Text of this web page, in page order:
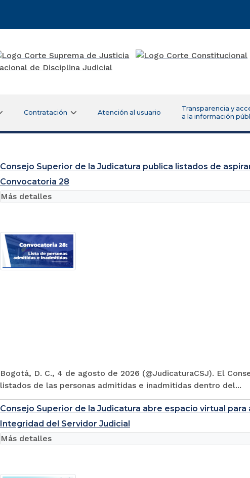
Contratación Atención al usuario
Transparencia y
a la información
Consejo Superior de la Judicatura publica listados de
Convocatoria 28
Bogotá, D. C., 4 de agosto de 2026 (@JudicaturaCSJ). El
listados de las personas admitidas e inadmitidas dentro del...
Más detalles
Consejo Superior de la Judicatura abre espacio virtual
Integridad del Servidor Judicial
Más detalles